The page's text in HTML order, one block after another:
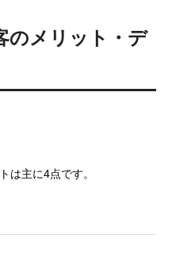
のメリット・デ
は主に4点です。